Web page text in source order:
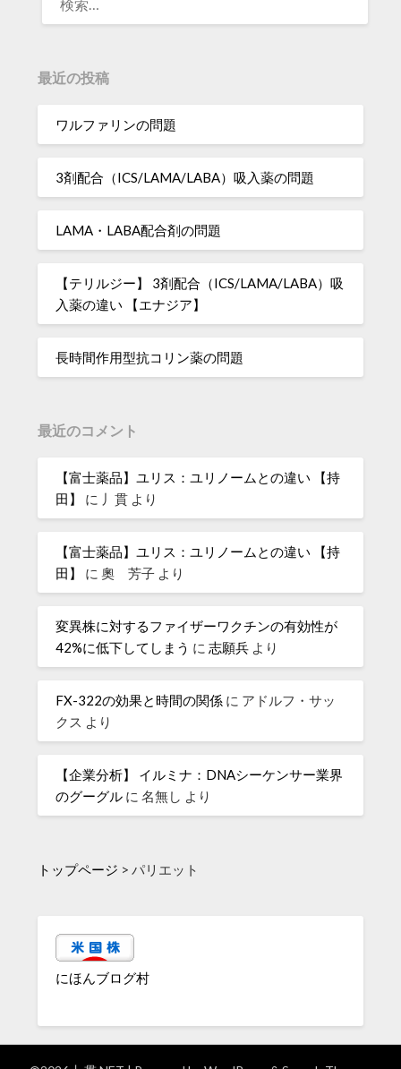
最近の投稿
ワルファリンの問題
3剤配合（ICS/LAMA/LABA）吸入薬の問題
LAMA・LABA配合剤の問題
【テリルジー】 3剤配合（ICS/LAMA/LABA）吸
入薬の違い 【エナジア】
長時間作用型抗コリン薬の問題
最近のコメント
【富士薬品】ユリス：ユリノームとの違い 【持
田】
に 丿貫 より
【富士薬品】ユリス：ユリノームとの違い 【持
田】
に奧 芳子 より
変異株に対するファイザーワクチンの有効性が
42%に低下してしまう に志願兵 より
FX-322の効果と時間の関係 に アドルフ・サッ
クス より
【企業分析】 イルミナ：DNAシーケンサー業界
のグーグル に名無し より
トップページ > パリエット
にほんブログ村